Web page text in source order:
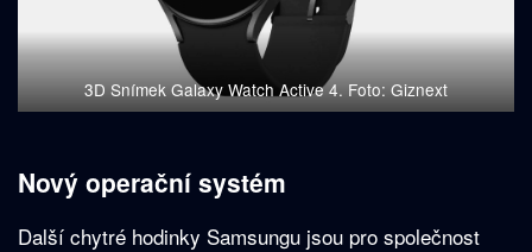
3D Snímek Galaxy Watch Active 4. Foto: Giznext
Nový operační systém
Další chytré hodinky Samsungu jsou pro společnost